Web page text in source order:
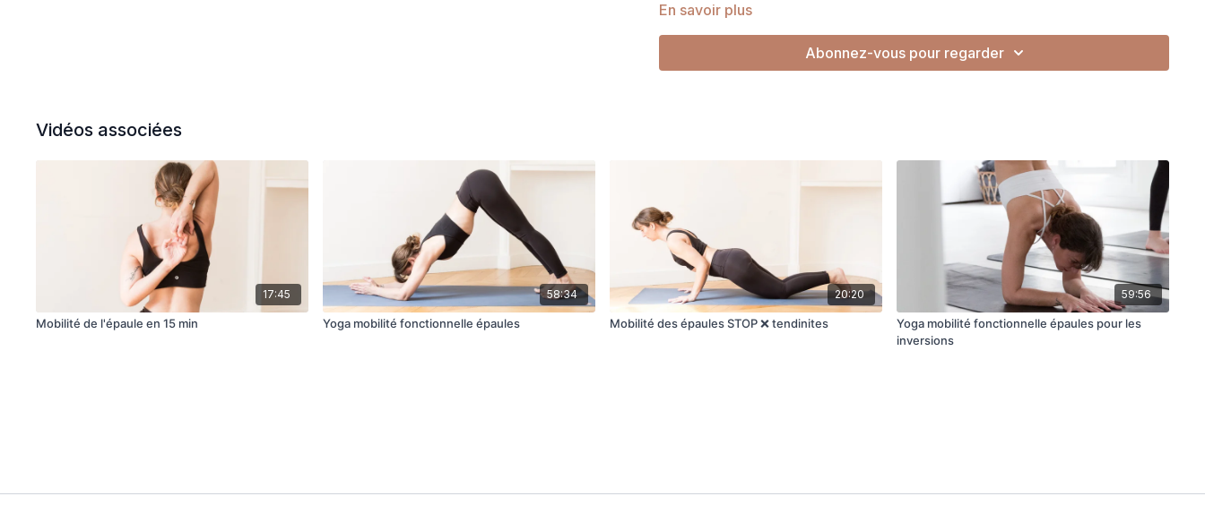
En savoir plus
Abonnez-vous pour regarder
Vidéos associées
17:45
Mobilité de l'épaule en 15 min
58:34
Yoga mobilité fonctionnelle épaules
20:20
Mobilité des épaules STOP ❌ tendinites
59:56
Yoga mobilité fonctionnelle épaules pour les
inversions